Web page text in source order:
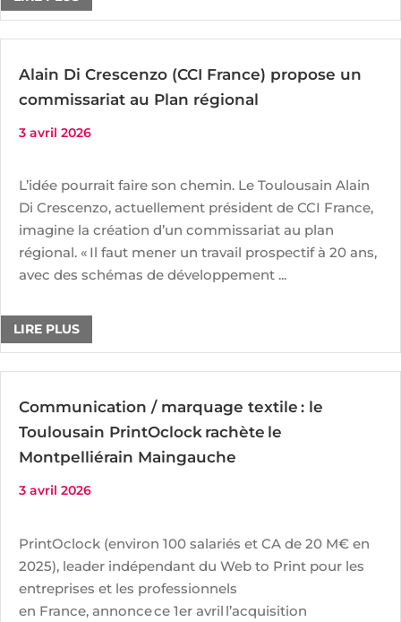
Alain Di Crescenzo (CCI France) propose un
commissariat au Plan régional
3 avril 2026
L’idée pourrait faire son chemin. Le Toulousain Alain
Di Crescenzo, actuellement président de CCI France,
imagine la création d’un commissariat au plan
régional. « Il faut mener un travail prospectif à 20 ans,
avec des schémas de développement ...
LIRE PLUS
Communication / marquage textile : le
Toulousain PrintOclock rachète le
Montpelliérain Maingauche
3 avril 2026
PrintOclock (environ 100 salariés et CA de 20 M€ en
2025), leader indépendant du Web to Print pour les
entreprises et les professionnels
en France, annonce ce 1er avril l’acquisition